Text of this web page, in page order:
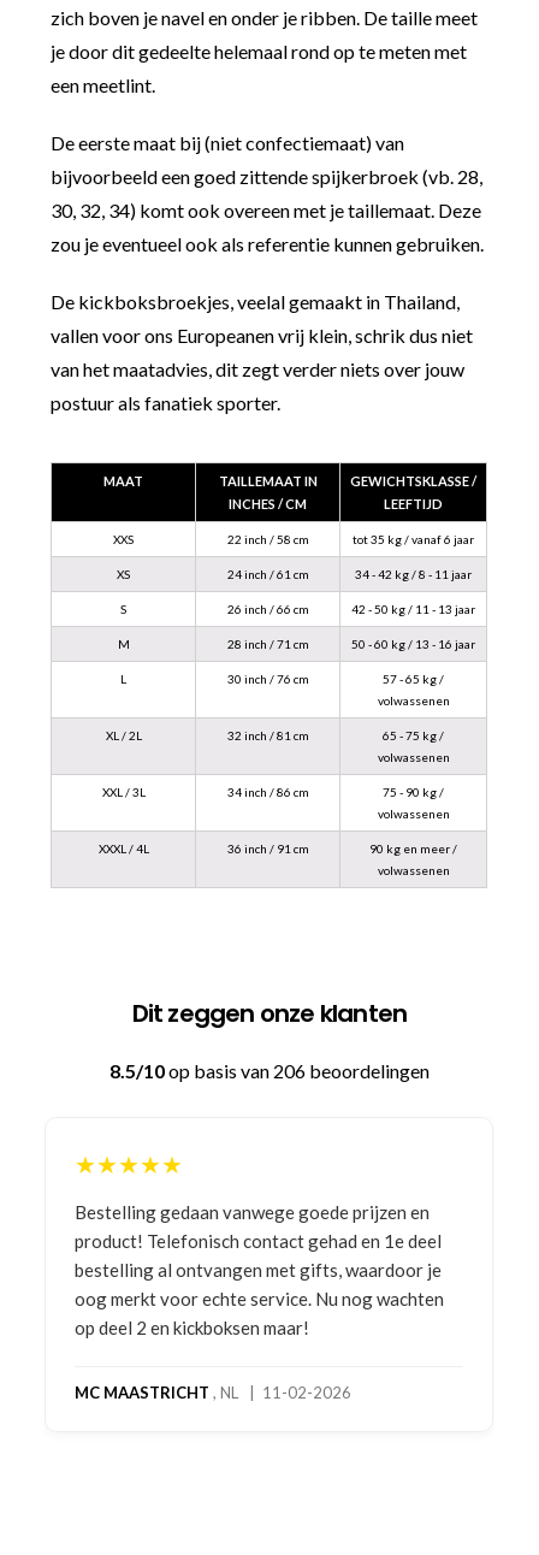
zich boven je navel en onder je ribben. De taille meet
je door dit gedeelte helemaal rond op te meten met
een meetlint.
De eerste maat bij (niet confectiemaat) van
bijvoorbeeld een goed zittende spijkerbroek (vb. 28,
30, 32, 34) komt ook overeen met je taillemaat. Deze
zou je eventueel ook als referentie kunnen gebruiken.
De kickboksbroekjes, veelal gemaakt in Thailand,
vallen voor ons Europeanen vrij klein, schrik dus niet
van het maatadvies, dit zegt verder niets over jouw
postuur als fanatiek sporter.
MAAT
TAILLEMAAT IN
INCHES / CM
GEWICHTSKLASSE /
LEEFTIJD
XXS 22 inch / 58 cm tot 35 kg / vanaf 6 jaar
XS 24 inch / 61 cm 34 - 42 kg / 8 - 11 jaar
S 26 inch / 66 cm 42 - 50 kg / 11 - 13 jaar
M 28 inch / 71 cm 50 - 60 kg / 13 - 16 jaar
L 30 inch / 76 cm
57 - 65 kg /
volwassenen
XL / 2L 32 inch / 81 cm
65 - 75 kg /
volwassenen
XXL / 3L 34 inch / 86 cm
75 - 90 kg /
volwassenen
XXXL / 4L 36 inch / 91 cm
90 kg en meer /
volwassenen
Dit zeggen onze klanten
8.5/10op basis van 206 beoordelingen
★★★★★
Bestelling gedaan vanwege goede prijzen en
product! Telefonisch contact gehad en 1e deel
bestelling al ontvangen met gifts, waardoor je
oog merkt voor echte service. Nu nog wachten
op deel 2 en kickboksen maar!
MC MAASTRICHT , NL | 11-02-2026